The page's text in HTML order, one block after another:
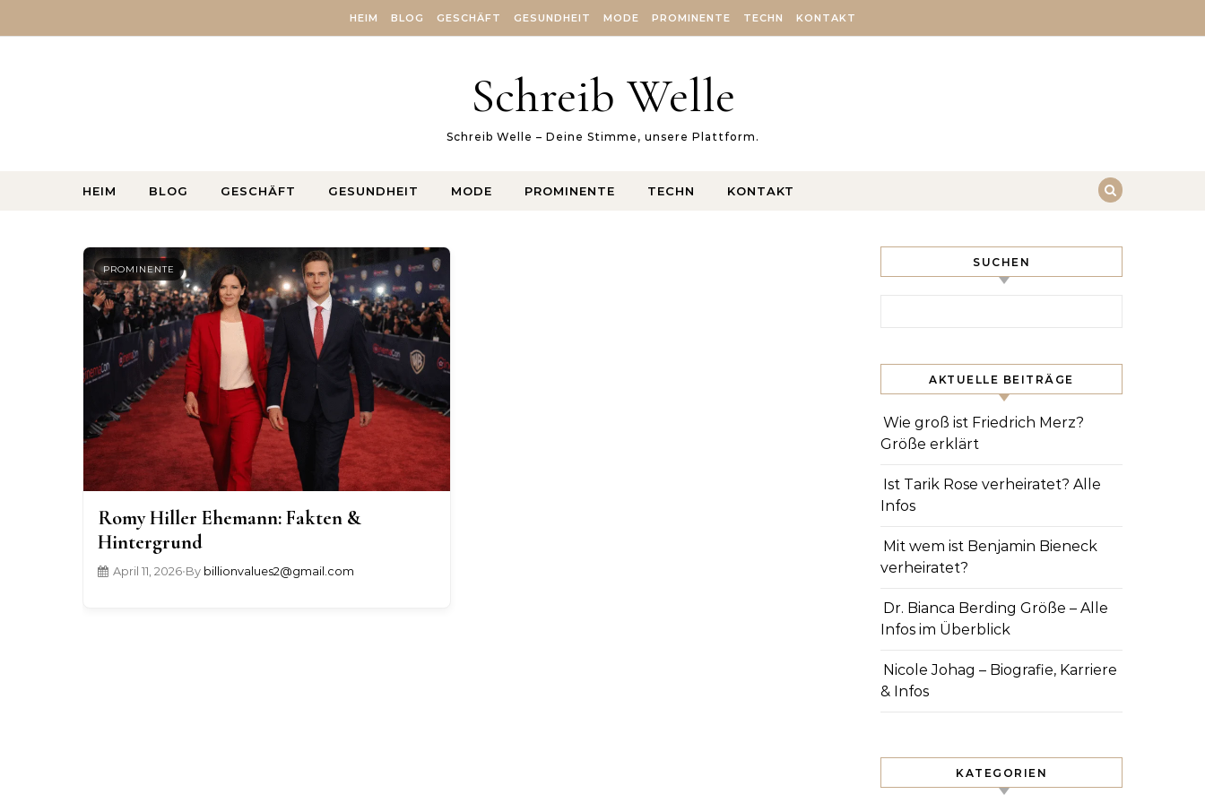
HEIM BLOG GESCHÄFT GESUNDHEIT MODE PROMINENTE TECHN KONTAKT
Schreib Welle
Schreib Welle – Deine Stimme, unsere Plattform.
HEIM BLOG GESCHÄFT GESUNDHEIT MODE PROMINENTE TECHN KONTAKT
PROMINENTE
Romy Hiller Ehemann: Fakten &
Hintergrund
April 11, 2026•By billionvalues2@gmail.com
SUCHEN
AKTUELLE BEITRÄGE
Wie groß ist Friedrich Merz?
Größe erklärt
Ist Tarik Rose verheiratet? Alle
Infos
Mit wem ist Benjamin Bieneck
verheiratet?
Dr. Bianca Berding Größe – Alle
Infos im Überblick
Nicole Johag – Biografie, Karriere
& Infos
KATEGORIEN